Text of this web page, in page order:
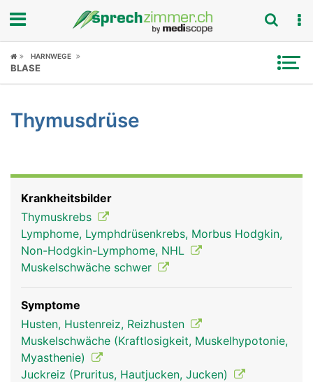
Fokus
Symptome
News
Ratgeber
Rubriken
HARNWEGE
BLASE
Thymusdrüse
Krankheitsbilder
Thymuskrebs
Lymphome, Lymphdrüsenkrebs, Morbus Hodgkin,
Non-Hodgkin-Lymphome, NHL
Muskelschwäche schwer
Symptome
Husten, Hustenreiz, Reizhusten
Muskelschwäche (Kraftlosigkeit, Muskelhypotonie,
Myasthenie)
Juckreiz (Pruritus, Hautjucken, Jucken)